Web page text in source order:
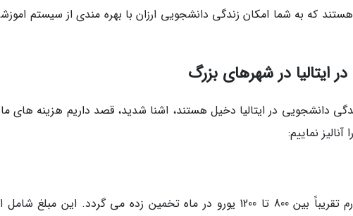
که به شما امکان زندگی دانشجویی ارزان با بهره مندی از سیستم
ایتالیا در شهرهای بزرگ
دانشجویی در ایتالیا دخیل هستند، اشنا شدید، قصد داریم هزینه های
نماییم:
به طور کلی، هزینه زندگی دانشجویی در رم تقریباً بین 800 تا 1200 یورو در ماه تخمین زده می گردد. این مبلغ